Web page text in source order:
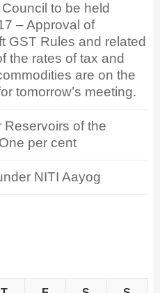
to be held
– Approval of
GST Rules and related
the rates of tax and
are on the
tomorrow’s meeting.
Reservoirs of the
per cent
NITI Aayog